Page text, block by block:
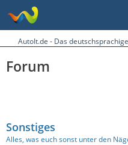
AutoIt.de - Das
Forum
Sonstiges
Alles, was euch sonst unter den